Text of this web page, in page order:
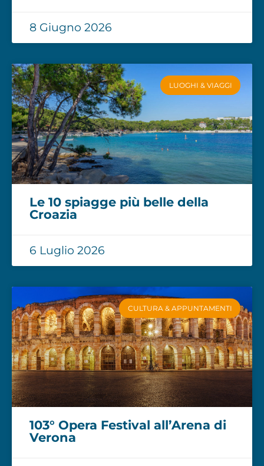
8 Giugno 2026
LUOGHI & VIAGGI
Le 10 spiagge più belle della
Croazia
6 Luglio 2026
CULTURA & APPUNTAMENTI
103° Opera Festival all’Arena di
Verona